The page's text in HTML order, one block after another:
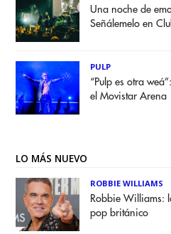
Una noche de
Señálemelo en
PULP
“Pulp es otra
el Movistar Arena
LO MÁS NUEVO
ROBBIE WILLIAMS
Robbie Williams:
pop británico